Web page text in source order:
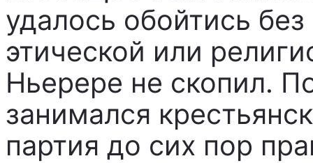
удалось обойтись
этической или
Ньерере не скопил.
занимался
партия до сих пор